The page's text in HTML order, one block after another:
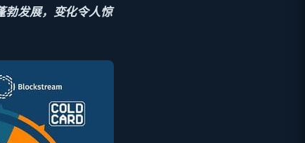
勃发展，变化令人惊